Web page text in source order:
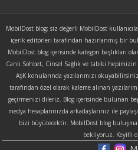
MobilDost blog; siz değerli MobilDost
içerik editörleri tarafından hazırlanmış bir
MobilDost blog içerisinde kategori başlıkları
Canlı Sohbet, Cinsel Sağlık ve tabiki
AŞK konularında yazılarımızı
tarafından özel olarak kaleme alınan
geçirmenizi dileriz. Blog içerisinde bulunan
medya hesaplarınızda arkadaşlarınız ile
bizi büyütecektir. MobilDost blog buluşma
bekliyoruz. Keyifli